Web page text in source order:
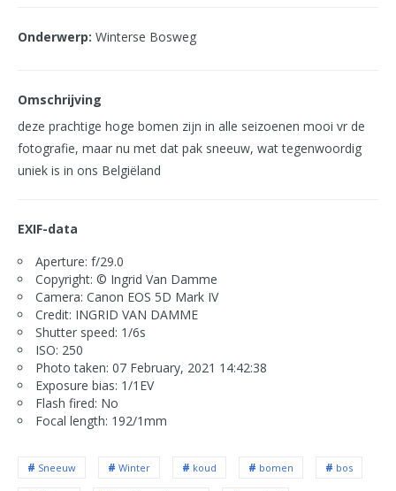
Onderwerp: Winterse Bosweg
Omschrijving
deze prachtige hoge bomen zijn in alle seizoenen mooi vr de
fotografie, maar nu met dat pak sneeuw, wat tegenwoordig
uniek is in ons Belgiëland
EXIF-data
Aperture: f/29.0
Copyright: © Ingrid Van Damme
Camera: Canon EOS 5D Mark IV
Credit: INGRID VAN DAMME
Shutter speed: 1/6s
ISO: 250
Photo taken: 07 February, 2021 14:42:38
Exposure bias: 1/1EV
Flash fired: No
Focal length: 192/1mm
Sneeuw Winter koud bomen bos